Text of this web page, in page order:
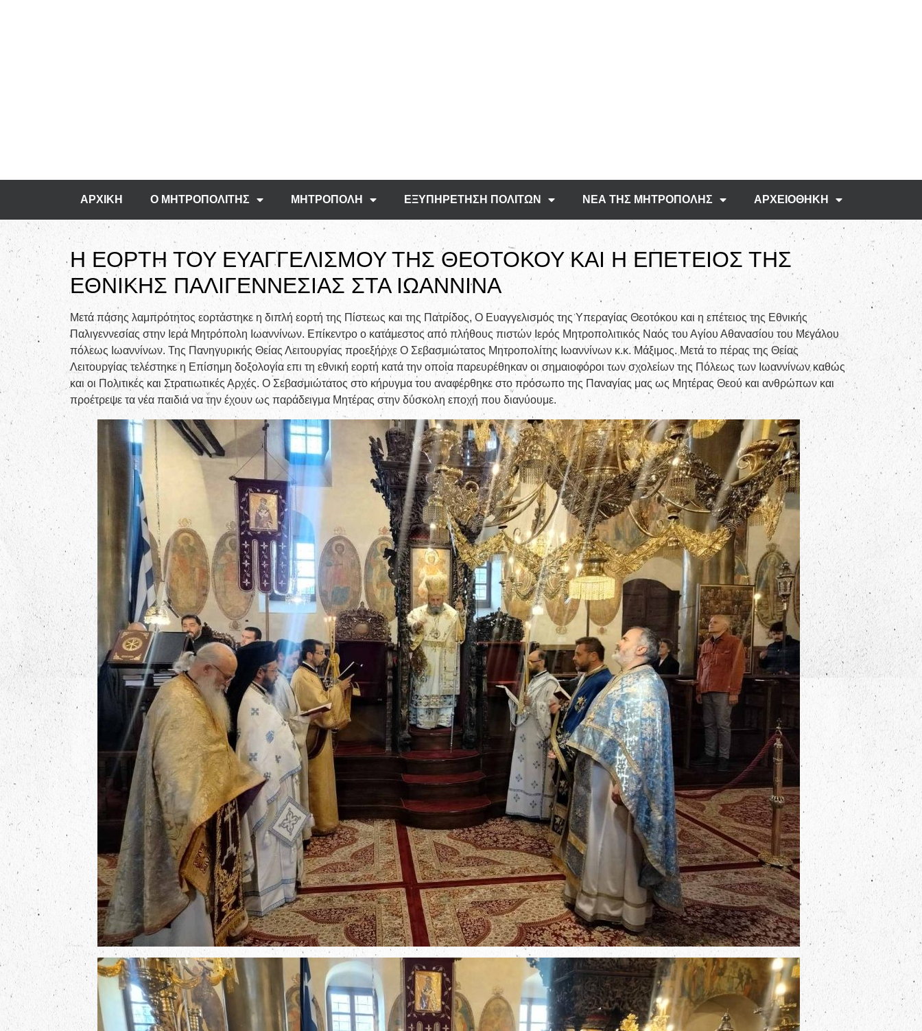
ΑΡΧΙΚΗ Ο ΜΗΤΡΟΠΟΛΙΤΗΣ ΜΗΤΡΟΠΟΛΗ ΕΞΥΠΗΡΕΤΗΣΗ ΠΟΛΙΤΩΝ ΝΕΑ ΤΗΣ ΜΗΤΡΟΠΟΛΗΣ ΑΡΧΕΙΟΘΗΚΗ
Η ΕΟΡΤΗ ΤΟΥ ΕΥΑΓΓΕΛΙΣΜΟΥ ΤΗΣ ΘΕΟΤΟΚΟΥ ΚΑΙ Η ΕΠΕΤΕΙΟΣ ΤΗΣ
ΕΘΝΙΚΗΣ ΠΑΛΙΓΕΝΝΕΣΙΑΣ ΣΤΑ ΙΩΑΝΝΙΝΑ
Μετά πάσης λαμπρότητος εορτάστηκε η διπλή εορτή της Πίστεως και της Πατρίδος, Ο Ευαγγελισμός της Υπεραγίας Θεοτόκου και η επέτειος της Εθνικής
Παλιγεννεσίας στην Ιερά Μητρόπολη Ιωαννίνων. Επίκεντρο ο κατάμεστος από πλήθους πιστών Ιερός Μητροπολιτικός Ναός του Αγίου Αθανασίου του Μεγάλου
πόλεως Ιωαννίνων. Της Πανηγυρικής Θείας Λειτουργίας προεξήρχε Ο Σεβασμιώτατος Μητροπολίτης Ιωαννίνων κ.κ. Μάξιμος. Μετά το πέρας της Θείας
Λειτουργίας τελέστηκε η Επίσημη δοξολογία επι τη εθνική εορτή κατά την οποία παρευρέθηκαν οι σημαιοφόροι των σχολείων της Πόλεως των Ιωαννίνων καθώς
και οι Πολιτικές και Στρατιωτικές Αρχές. Ο Σεβασμιώτατος στο κήρυγμα του αναφέρθηκε στο πρόσωπο της Παναγίας μας ως Μητέρας Θεού και ανθρώπων και
προέτρεψε τα νέα παιδιά να την έχουν ως παράδειγμα Μητέρας στην δύσκολη εποχή που διανύουμε.